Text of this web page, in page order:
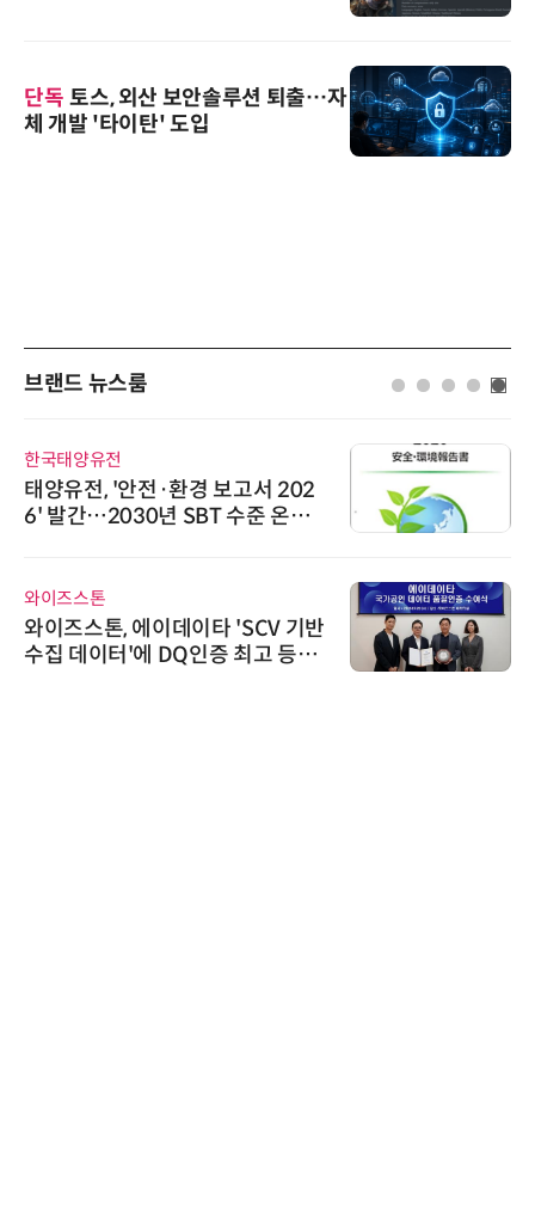
단독 토스, 외산 보안솔루션 퇴출…자
체 개발 '타이탄' 도입
브랜드 뉴스룸
한국태양유전
태양유전, '안전·환경 보고서 202
6' 발간…2030년 SBT 수준 온실
와이즈스톤
와이즈스톤, 에이데이타 'SCV 기반
수집 데이터'에 DQ인증 최고 등급